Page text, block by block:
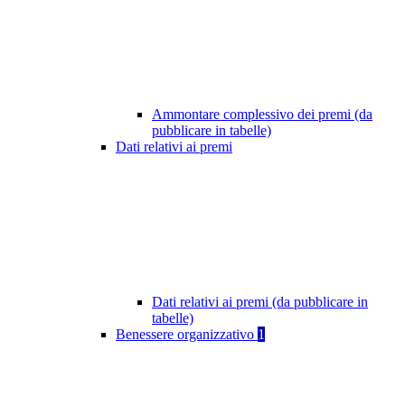
Ammontare complessivo dei premi (da
pubblicare in tabelle)
Dati relativi ai premi
Dati relativi ai premi (da pubblicare in
tabelle)
Benessere organizzativo 1